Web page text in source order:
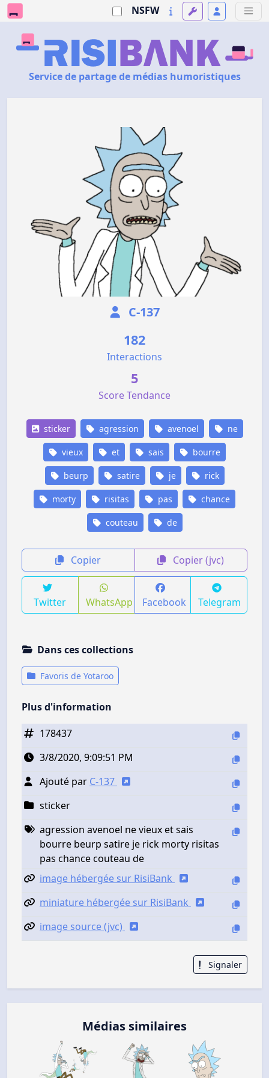
NSFW
Service de partage de médias humoristiques
C-137
182
Interactions
5
Score Tendance
sticker agression avenoel ne
vieux et sais bourre
beurp satire je rick
morty risitas pas chance
couteau de
Copier Copier (jvc)
Twitter WhatsApp Facebook Telegram
Dans ces collections
Favoris de Yotaroo
Plus d'information
178437
3/8/2020, 9:09:51 PM
Ajouté par C-137
sticker
agression avenoel ne vieux et sais
bourre beurp satire je rick morty risitas
pas chance couteau de
image hébergée sur RisiBank
miniature hébergée sur RisiBank
image source (jvc)
Signaler
Médias similaires